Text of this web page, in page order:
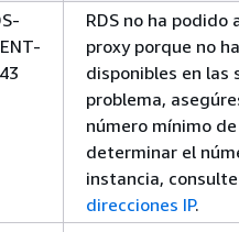
RDS no ha
proxy porque no
disponibles en las
problema,
número mínimo
determinar el
instancia, consulte
direcciones IP.